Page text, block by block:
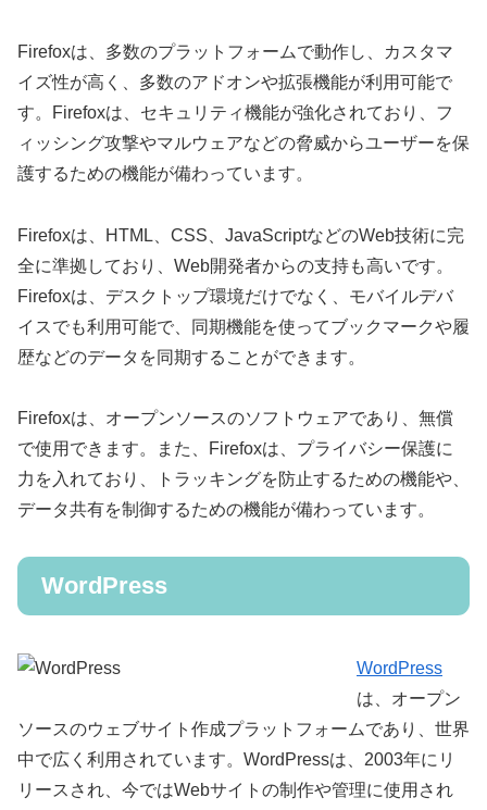
Firefoxは、多数のプラットフォームで動作し、カスタマ
イズ性が高く、多数のアドオンや拡張機能が利用可能で
す。Firefoxは、セキュリティ機能が強化されており、フ
ィッシング攻撃やマルウェアなどの脅威からユーザーを保
護するための機能が備わっています。
Firefoxは、HTML、CSS、JavaScriptなどのWeb技術に完
全に準拠しており、Web開発者からの支持も高いです。
Firefoxは、デスクトップ環境だけでなく、モバイルデバ
イスでも利用可能で、同期機能を使ってブックマークや履
歴などのデータを同期することができます。
Firefoxは、オープンソースのソフトウェアであり、無償
で使用できます。また、Firefoxは、プライバシー保護に
力を入れており、トラッキングを防止するための機能や、
データ共有を制御するための機能が備わっています。
WordPress
WordPress
は、オープン
ソースのウェブサイト作成プラットフォームであり、世界
中で広く利用されています。WordPressは、2003年にリ
リースされ、今ではWebサイトの制作や管理に使用され